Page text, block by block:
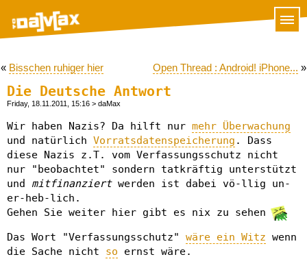
« Bisschen ruhiger hier Open Thread : Android! iPhone... »
Die Deutsche Antwort
Friday, 18.11.2011, 15:16 > daMax
Wir haben Nazis? Da hilft nur mehr Überwachung
und natürlich Vorratsdatenspeicherung . Dass
diese Nazis z.T. vom Verfassungsschutz nicht
nur "beobachtet" sondern tatkräftig unterstützt
und mitfinanziertwerden ist dabei vö-llig un-
er-heb-lich.
Gehen Sie weiter hier gibt es nix zu sehen
Das Wort "Verfassungsschutz" wäre ein Witz wenn
die Sache nicht so ernst wäre.